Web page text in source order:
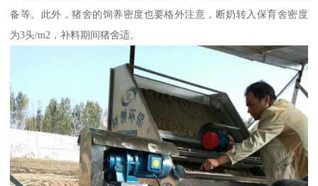
备等。此外，猪舍的饲养密度也要格外注意，断奶转入保育舍密度
为3头/m2，补料期间猪舍适。